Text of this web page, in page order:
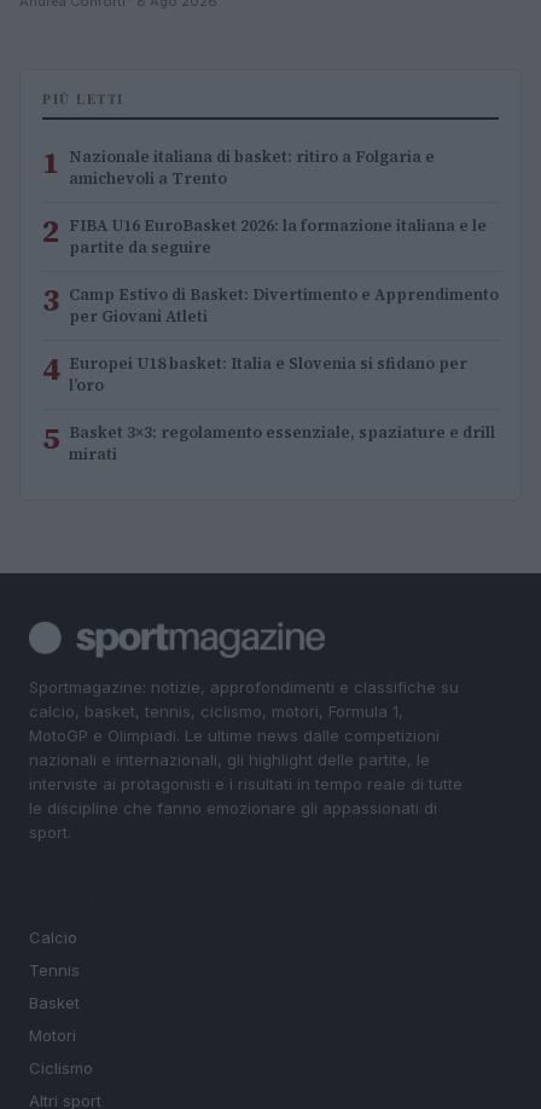
PIÙ LETTI
1 Nazionale italiana di basket: ritiro a Folgaria e
amichevoli a Trento
2 FIBA U16 EuroBasket 2026: la formazione italiana e le
partite da seguire
3 Camp Estivo di Basket: Divertimento e Apprendimento
per Giovani Atleti
4 Europei U18 basket: Italia e Slovenia si sfidano per
l’oro
5 Basket 3×3: regolamento essenziale, spaziature e drill
mirati
Sportmagazine: notizie, approfondimenti e classifiche su
calcio, basket, tennis, ciclismo, motori, Formula 1,
MotoGP e Olimpiadi. Le ultime news dalle competizioni
nazionali e internazionali, gli highlight delle partite, le
interviste ai protagonisti e i risultati in tempo reale di tutte
le discipline che fanno emozionare gli appassionati di
sport.
Calcio
Tennis
Basket
Motori
Ciclismo
Altri sport